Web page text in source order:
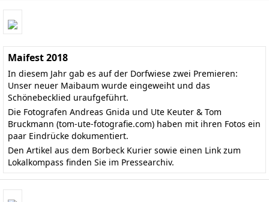
Maifest 2018
In diesem Jahr gab es auf der Dorfwiese zwei Premieren:
Unser neuer Maibaum wurde eingeweiht und das
Schönebecklied uraufgeführt.
Die Fotografen Andreas Gnida und Ute Keuter & Tom
Bruckmann (tom-ute-fotografie.com) haben mit ihren Fotos ein
paar Eindrücke dokumentiert.
Den Artikel aus dem Borbeck Kurier sowie einen Link zum
Lokalkompass finden Sie im Pressearchiv.